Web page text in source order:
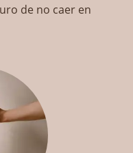
de no caer en